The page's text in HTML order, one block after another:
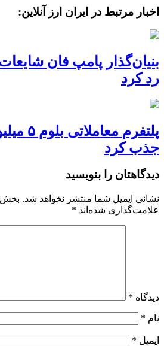
اخبار مرتبط در ایران ارز آنلاین:
بنیان‌گذار پامپ فان
رد کرد
پلتفرم
جذب کرد
دیدگاهتان را بنویسید
نشانی ایمیل شما منتشر نخواهد شد.
علامت‌گذاری شده‌اند *
دیدگاه *
نام *
ایمیل *